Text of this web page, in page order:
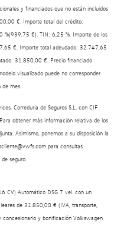
y financiados que no están incluidos
€. Importe total del crédito:
%(939,75 €). TIN: 6,25 %. Importe de los
€. Importe total adeudado: 32.747,65
31.850,00 €. Precio financiado
visualizado puede no corresponder
de mes.
Correduría de Seguros S.L. con CIF
obtener más información relativa de los
Asimismo, ponemos a su disposición la
para consultas
seguro.
CV) Automático DSG 7 vel. con un
de 31.850,00 € (IVA, transporte,
y bonificación Volkswagen